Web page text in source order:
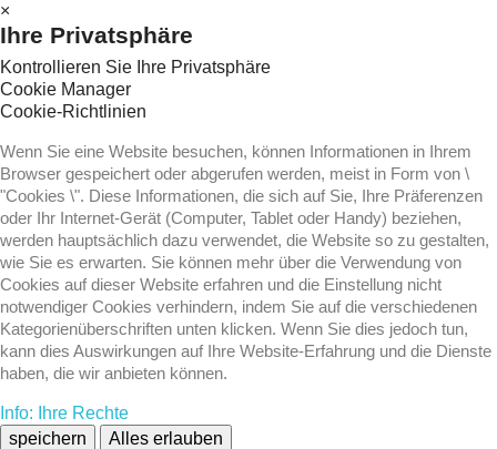
×
Ihre Privatsphäre
Kontrollieren Sie Ihre Privatsphäre
Cookie Manager
Cookie-Richtlinien
Wenn Sie eine Website besuchen, können Informationen in Ihrem
Browser gespeichert oder abgerufen werden, meist in Form von \
"Cookies \". Diese Informationen, die sich auf Sie, Ihre Präferenzen
oder Ihr Internet-Gerät (Computer, Tablet oder Handy) beziehen,
werden hauptsächlich dazu verwendet, die Website so zu gestalten,
wie Sie es erwarten. Sie können mehr über die Verwendung von
Cookies auf dieser Website erfahren und die Einstellung nicht
notwendiger Cookies verhindern, indem Sie auf die verschiedenen
Kategorienüberschriften unten klicken. Wenn Sie dies jedoch tun,
kann dies Auswirkungen auf Ihre Website-Erfahrung und die Dienste
haben, die wir anbieten können.
Info: Ihre Rechte
speichern
Alles erlauben